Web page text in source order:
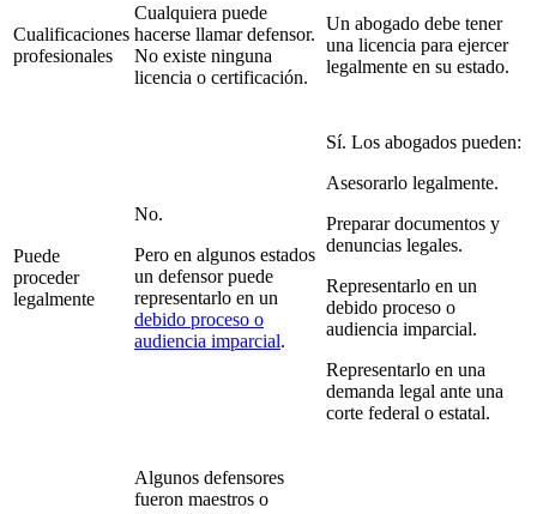
Cualificaciones
profesionales
Cualquiera puede
hacerse llamar defensor.
No existe ninguna
licencia o certificación.
Un abogado debe tener
una licencia para ejercer
legalmente en su estado.
Puede
proceder
legalmente
No.
Pero en algunos estados
un defensor puede
representarlo en un
debido proceso o
audiencia imparcial.
Sí. Los abogados pueden:
Asesorarlo legalmente.
Preparar documentos y
denuncias legales.
Representarlo en un
debido proceso o
audiencia imparcial.
Representarlo en una
demanda legal ante una
corte federal o estatal.
Algunos defensores
fueron maestros o